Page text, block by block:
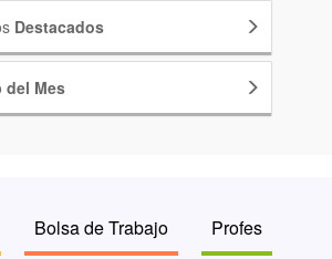
Destacados
del Mes
Bolsa de Trabajo Profes